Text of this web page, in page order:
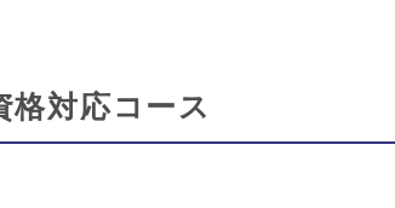
格対応コース